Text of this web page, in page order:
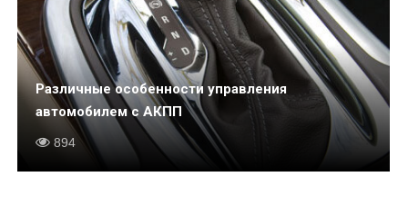
Различные особенности управления
автомобилем с АКПП
894